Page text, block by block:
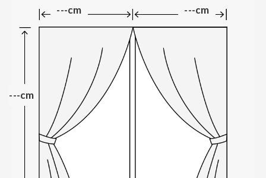
---cm ---cm
---cm